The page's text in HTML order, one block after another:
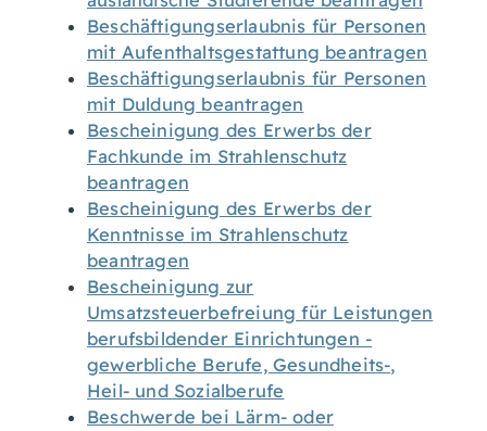
Beschäftigungserlaubnis für Personen
mit Aufenthaltsgestattung beantragen
Beschäftigungserlaubnis für Personen
mit Duldung beantragen
Bescheinigung des Erwerbs der
Fachkunde im Strahlenschutz
beantragen
Bescheinigung des Erwerbs der
Kenntnisse im Strahlenschutz
beantragen
Bescheinigung zur
Umsatzsteuerbefreiung für Leistungen
berufsbildender Einrichtungen -
gewerbliche Berufe, Gesundheits-,
Heil- und Sozialberufe
Beschwerde bei Lärm- oder